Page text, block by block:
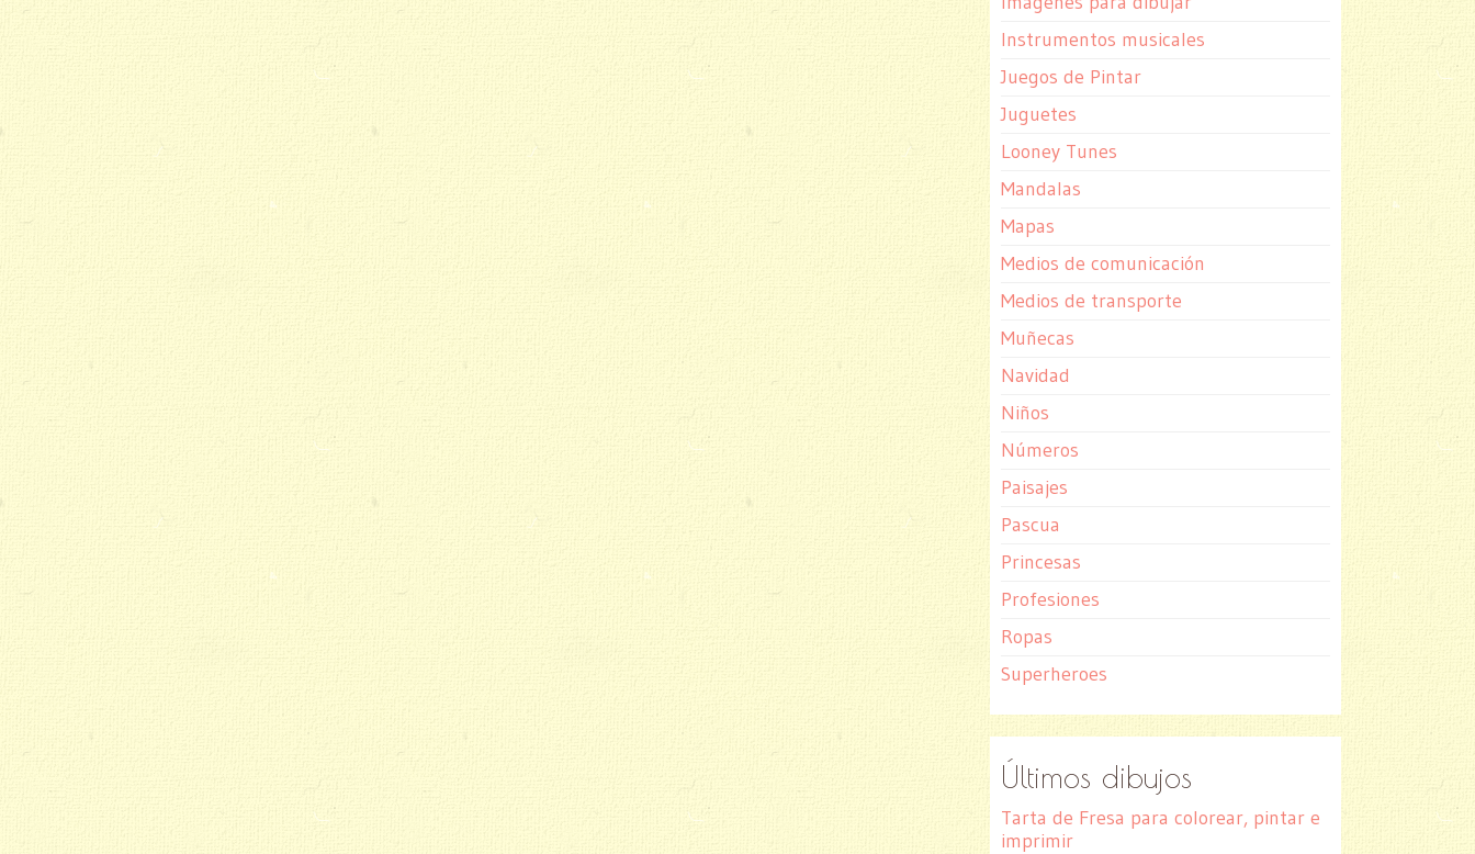
Instrumentos musicales
Juegos de Pintar
Juguetes
Looney Tunes
Mandalas
Mapas
Medios de comunicación
Medios de transporte
Muñecas
Navidad
Niños
Números
Paisajes
Pascua
Princesas
Profesiones
Ropas
Superheroes
Últimos dibujos
Tarta de Fresa para colorear, pintar e
imprimir